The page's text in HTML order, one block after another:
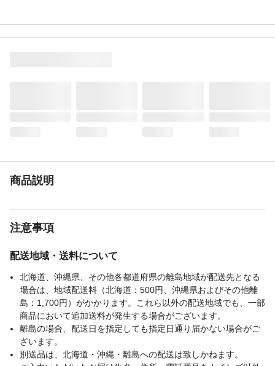
商品説明
注意事項
配送地域・送料について
北海道、沖縄県、その他各都道府県の離島地域が配送先となる
場合は、地域配送料（北海道：500円、沖縄県およびその他離
島：1,700円）がかかります。これら以外の配送地域でも、一部
商品において追加送料が発生する場合がございます。
離島の場合、配送日を指定しても指定日通り届かない場合がご
ざいます。
別送品は、北海道・沖縄・離島への配送は致しかねます。